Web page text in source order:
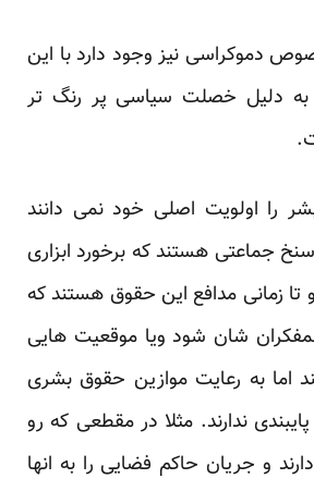
دموکراسی نیز وجود دارد با این
به دلیل خصلت سیاسی پر رنگ تر
را اولویت اصلی خود نمی دانند
جماعتی هستند که برخورد ابزاری
تا زمانی مدافع این حقوق هستند که
شان شود ویا موقعیت هایی
اما به رعایت موازین حقوق بشری
ندارند. مثلا در مقطعی که رو
و جریان حاکم فضایی را به انها